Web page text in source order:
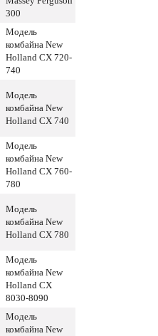
300
Модель
комбайна New
Holland СХ 720-
740
Модель
комбайна New
Holland СХ 740
Модель
комбайна New
Holland CX 760-
780
Модель
комбайна New
Holland CX 780
Модель
комбайна New
Holland CX
8030-8090
Модель
комбайна New